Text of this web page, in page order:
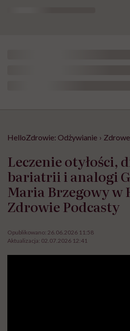
HelloZdrowie: Odżywianie ›
Leczenie otyłości,
bariatrii i analogi
Maria Brzegowy w
Zdrowie Podcasty
Opublikowano: 26.06.2026 11:58
Aktualizacja: 02.07.2026 12:41